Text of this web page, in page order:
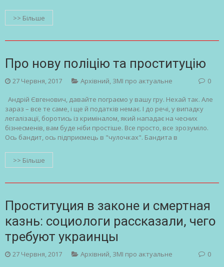
>> Більше
Про нову поліцію та проституцію
27 Червня, 2017 Архівний, ЗМІ про актуальне 0
Андрій Євгенович, давайте пограємо у вашу гру. Нехай так. Але
зараз – все те саме, і ще й податків немає. І до речі, у випадку
легалізації, боротись із криміналом, який нападає на чесних
бізнесменів, вам буде ніби простіше. Все просто, все зрозуміло.
Ось бандит, ось підприємець в "чулочках". Бандита в
>> Більше
Проституция в законе и смертная
казнь: социологи рассказали, чего
требуют украинцы
27 Червня, 2017 Архівний, ЗМІ про актуальне 0